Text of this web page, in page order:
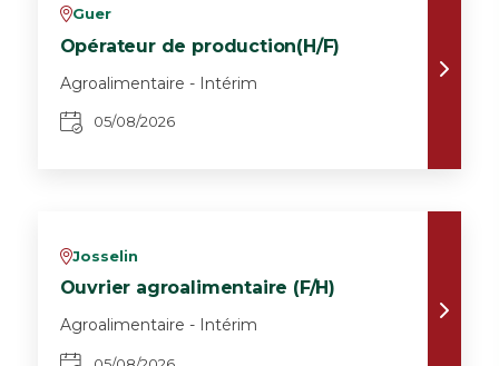
vGuer
Opérateur de production(H/F)
Agroalimentaire - Intérim
05/08/2026
vJosselin
Ouvrier agroalimentaire (F/H)
Agroalimentaire - Intérim